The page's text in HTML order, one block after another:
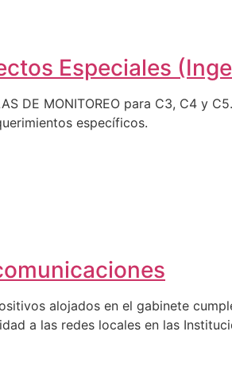
Especiales
DE MONITOREO para C3, C4 y
específicos.
alojados en el gabinete
a las redes locales en las